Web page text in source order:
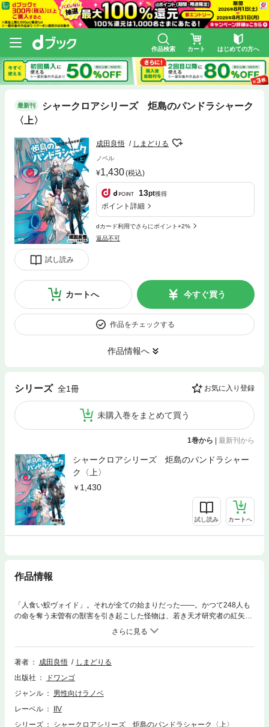
作品検索 カート はじめての方へ
最新刊
シャークロアシリーズ 炬島のパンドラシャーク
〈上〉
試し読み
成田良悟 しまどりる
ノベル
1,430(税込)
13pt獲得
ポイント詳細
dカード利用でさらにポイント+2%
返品不可
カートへ 今すぐ買う
作品をチェックする
作品情報へ
シリーズ 全1冊 お気に入り登録
未購入巻をまとめて買う
1巻から | 最新刊から
シャークロアシリーズ 炬島のパンドラシャー
ク〈上〉
1,430
試し読み カートへ
作品情報
「人食い鮫ヴォイド」。それが全ての始まりだった――。かつて248人も
の命を奪う未曽有の獣害を引き起こした怪物は、若き天才研究者の紅矢倉
雫によって退治された。10年後――海上に作られた移動型海上研究都市
「龍宮」では、科学技術研究や海洋実験が盛んに行われている。しかし、
そこには恐ろしい“遺産”が隠されていて――。ある者はその存在に恐れを
抱き、ある者はその存在を求め、またある者はその存在に希望の光を見出
か。『デュラララ!!』『バッカーノ！』著者・成田良悟が放つ究極の“サメ
”エンタテインメント小説！
著者 成田良悟
しまどりる
出版社
ドワンゴ
ジャンル
男性向けラノベ
レーベル
IIV
シリーズ
シャークロアシリーズ 炬島のパンドラシャーク〈上〉